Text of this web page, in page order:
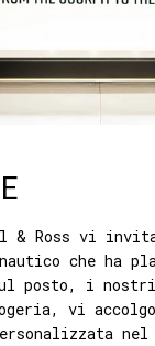
& Ross vi
che ha
posto, i
vi
nel